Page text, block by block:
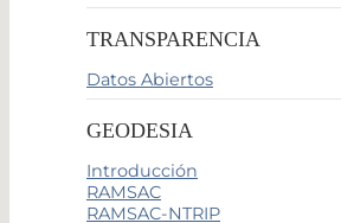
TRANSPARENCIA
Datos Abiertos
GEODESIA
Introducción
RAMSAC
RAMSAC-NTRIP